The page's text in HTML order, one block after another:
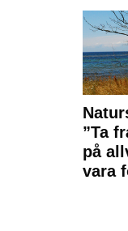
”Ta
på
vara